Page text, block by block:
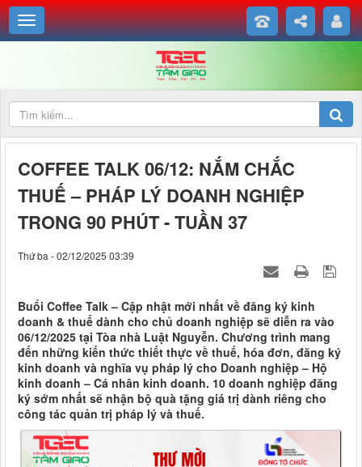
COFFEE TALK 06/12: NẮM CHẮC
THUẾ – PHÁP LÝ DOANH NGHIỆP
TRONG 90 PHÚT - TUẦN 37
Thứ ba - 02/12/2025 03:39
Buổi Coffee Talk – Cập nhật mới nhất về đăng ký kinh
doanh & thuế dành cho chủ doanh nghiệp sẽ diễn ra vào
06/12/2025 tại Tòa nhà Luật Nguyễn. Chương trình mang
đến những kiến thức thiết thực về thuế, hóa đơn, đăng ký
kinh doanh và nghĩa vụ pháp lý cho Doanh nghiệp – Hộ
kinh doanh – Cá nhân kinh doanh. 10 doanh nghiệp đăng
ký sớm nhất sẽ nhận bộ quà tặng giá trị dành riêng cho
công tác quản trị pháp lý và thuế.